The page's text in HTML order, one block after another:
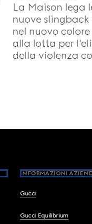
La Maison lega
nuove
nel nuovo colore
alla lotta per
della violenza
INFORMAZIONI
Gucci
Gucci Equilibrium